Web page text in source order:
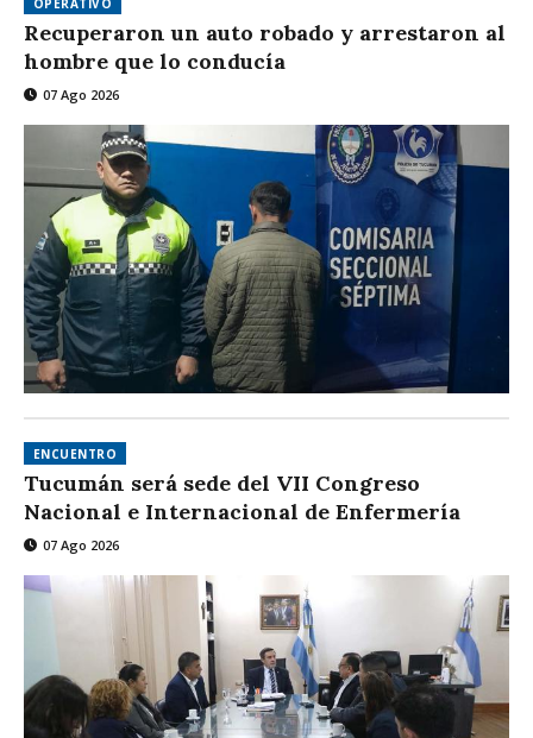
OPERATIVO
Recuperaron un auto robado y arrestaron al
hombre que lo conducía
07 Ago 2026
ENCUENTRO
Tucumán será sede del VII Congreso
Nacional e Internacional de Enfermería
07 Ago 2026